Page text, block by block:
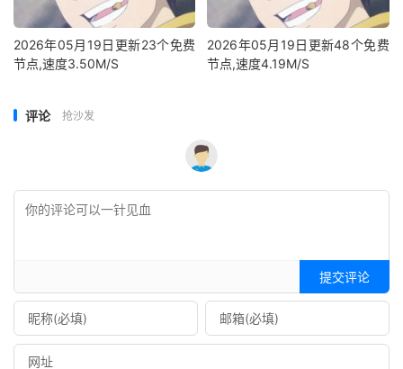
2026年05月19日更新23个免费
节点,速度3.50M/S
2026年05月19日更新48个免费
节点,速度4.19M/S
评论 抢沙发
提交评论